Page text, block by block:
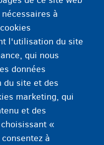
des Demandeurs
belge qui est
et de l'accompagnement
Cela se fait dans des
d'accueil ouverts. Fedasil
retour volontaire.
à
l'utilisation du site
qui nous
données
site et des
marketing, qui
et des
«
consentez à